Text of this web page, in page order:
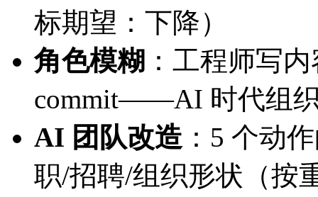
标期望：下降）
角色模糊 ：工程师写
commit——AI 时代组
AI 团队改造 ：5 个动
职/招聘/组织形状（按